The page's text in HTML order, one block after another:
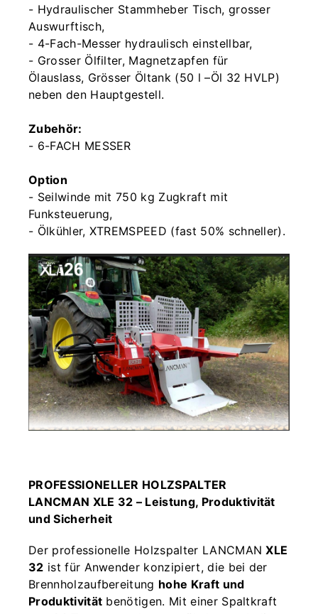
- Hydraulischer Stammheber Tisch, grosser
Auswurftisch,
- 4-Fach-Messer hydraulisch einstellbar,
- Grosser Ölfilter, Magnetzapfen für
Ölauslass, Grösser Öltank (50 l –Öl 32 HVLP)
neben den Hauptgestell.
Zubehör:
- 6-FACH MESSER
Option
- Seilwinde mit 750 kg Zugkraft mit
Funksteuerung,
- Ölkühler, XTREMSPEED (fast 50% schneller).
PROFESSIONELLER HOLZSPALTER
LANCMAN XLE 32 – Leistung, Produktivität
und Sicherheit
Der professionelle Holzspalter LANCMANXLE
32 ist für Anwender konzipiert, die bei der
Brennholzaufbereitung hohe Kraft und
Produktivität benötigen. Mit einer Spaltkraft